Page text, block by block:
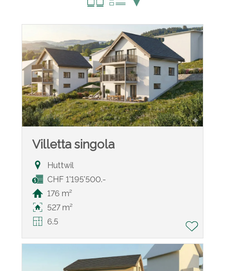
Villetta singola
Huttwil
CHF 1'195'500.-
176 m²
527 m²
6.5